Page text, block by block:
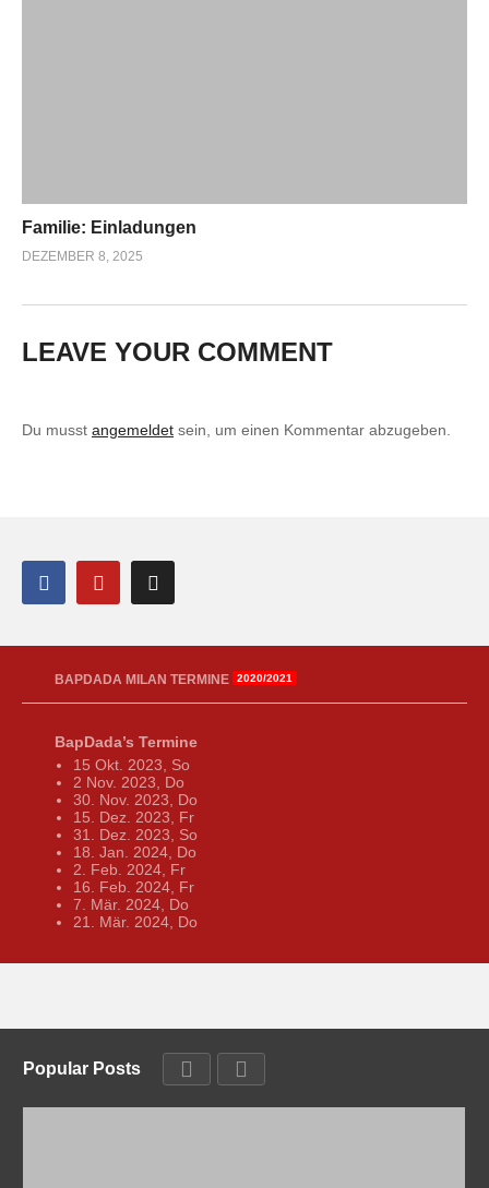
Familie: Einladungen
DEZEMBER 8, 2025
LEAVE YOUR COMMENT
Du musst angemeldet sein, um einen Kommentar abzugeben.
BAPDADA MILAN TERMINE 2020/2021
BapDada’s Termine
15 Okt. 2023, So
2 Nov. 2023, Do
30. Nov. 2023, Do
15. Dez. 2023, Fr
31. Dez. 2023, So
18. Jan. 2024, Do
2. Feb. 2024, Fr
16. Feb. 2024, Fr
7. Mär. 2024, Do
21. Mär. 2024, Do
Popular Posts